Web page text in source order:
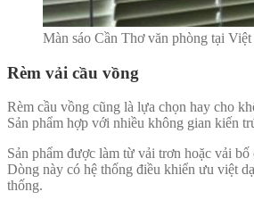
Màn sáo Cần Thơ văn phòng tại
Rèm vải cầu vồng
Rèm cầu vồng cũng là lựa chọn hay cho
Sản phẩm hợp với nhiều không gian kiến
Sản phẩm được làm từ vải trơn hoặc vải bố
Dòng này có hệ thống điều khiển ưu việt
thống.